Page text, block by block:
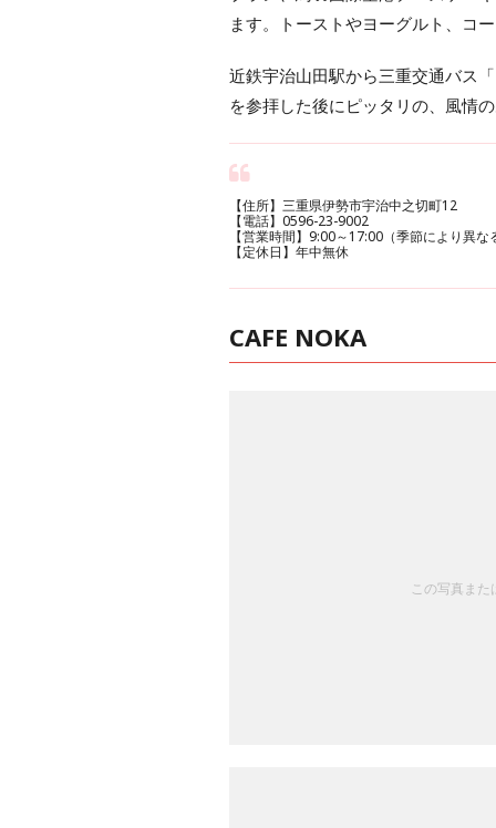
ます。トーストやヨーグルト、コ
近鉄宇治山田駅から三重交通バス
を参拝した後にピッタリの、風情
【住所】三重県伊勢市宇治中之切町12
【電話】0596-23-9002
【営業時間】9:00～17:00（季節により異な
【定休日】年中無休
CAFE NOKA
この写真ま